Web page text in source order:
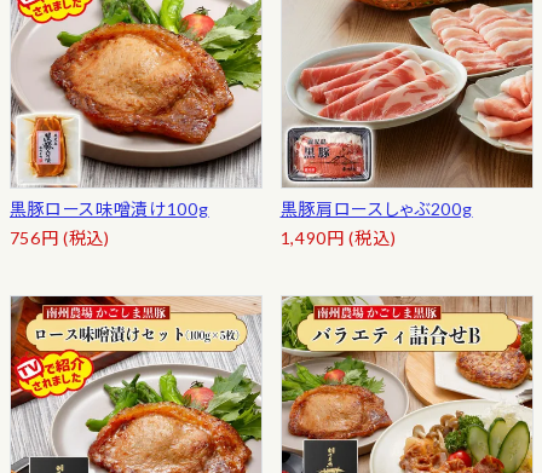
黒豚ロース味噌漬け100g
756円(税込)
黒豚肩ロースしゃぶ200g
1,490円(税込)